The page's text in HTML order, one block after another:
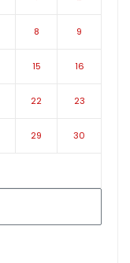
8 9
15 16
22 23
29 30